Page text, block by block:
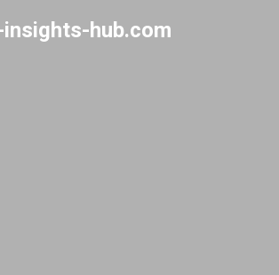
Skip to main content
hub.com